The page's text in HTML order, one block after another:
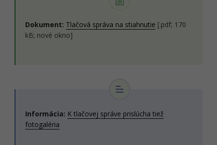
Dokument: Tlačová správa na stiahnutie [.pdf; 170
kB; nové okno]
Informácia: K tlačovej správe prislúcha tiež
fotogaléria